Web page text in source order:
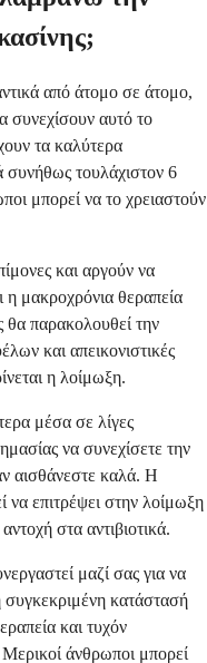
από άτομο σε άτομο,
συνεχίσουν αυτό το
τα καλύτερα
συνήθως τουλάχιστον 6
μπορεί να το χρειαστούν
και αργούν να
η μακροχρόνια θεραπεία
θα παρακολουθεί την
και απεικονιστικές
η λοίμωξη.
μέσα σε λίγες
να συνεχίσετε την
αισθάνεστε καλά. Η
να επιτρέψει στην λοίμωξη
στα αντιβιοτικά.
μαζί σας για να
κατάστασή
και τυχόν
άνθρωποι μπορεί